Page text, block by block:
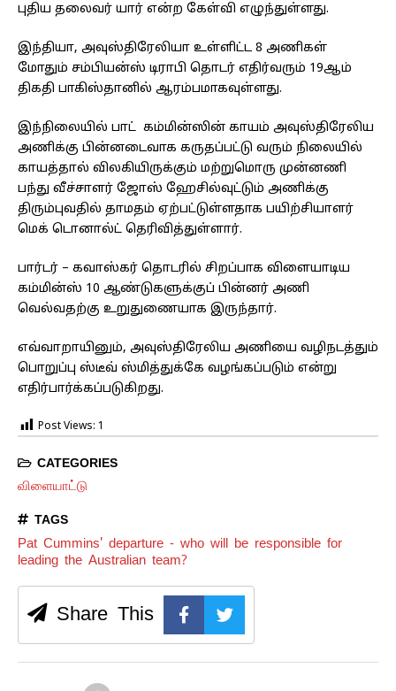
புதிய தலைவர் யார் என்ற கேள்வி எழுந்துள்ளது.
இந்தியா, அவுஸ்திரேலியா உள்ளிட்ட 8 அணிகள்
மோதும் சம்பியன்ஸ் டிராபி தொடர் எதிர்வரும் 19ஆம்
திகதி பாகிஸ்தானில் ஆரம்பமாகவுள்ளது.
இந்நிலையில் பாட் கம்மின்ஸின் காயம் அவுஸ்திரேலிய
அணிக்கு பின்னடைவாக கருதப்பட்டு வரும் நிலையில்
காயத்தால் விலகியிருக்கும் மற்றுமொரு முன்னணி
பந்து வீச்சாளர் ஜோஸ் ஹேசில்வுட்டும் அணிக்கு
திரும்புவதில் தாமதம் ஏற்பட்டுள்ளதாக பயிற்சியாளர்
மெக் டொனால்ட் தெரிவித்துள்ளார்.
பார்டர் – கவாஸ்கர் தொடரில் சிறப்பாக விளையாடிய
கம்மின்ஸ் 10 ஆண்டுகளுக்குப் பின்னர் அணி
வெல்வதற்கு உறுதுணையாக இருந்தார்.
எவ்வாறாயினும், அவுஸ்திரேலிய அணியை வழிநடத்தும்
பொறுப்பு ஸ்டீவ் ஸ்மித்துக்கே வழங்கப்படும் என்று
எதிர்பார்க்கப்படுகிறது.
Post Views: 1
CATEGORIES
விளையாட்டு
TAGS
Pat Cummins' departure - who will be responsible for
leading the Australian team?
Share This